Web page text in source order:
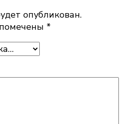
опубликован.
*